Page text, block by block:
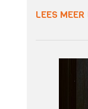
LEES MEER